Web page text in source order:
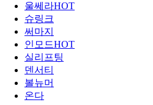
울쎄라HOT
슈링크
써마지
인모드HOT
실리프팅
덴서티
볼뉴머
온다